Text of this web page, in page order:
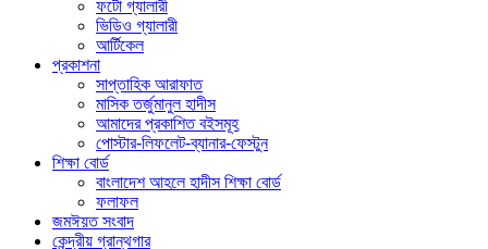
ফটো গ্যালারী
ভিডিও গ্যালারী
আর্টিকেল
প্রকাশনা
সাপ্তাহিক আরাফাত
মাসিক তর্জুমানুল হাদীস
আমাদের প্রকাশিত বইসমূহ
পোস্টার-লিফলেট-ব্যানার-ফেস্টুন
শিক্ষা বোর্ড
বাংলাদেশ আহলে হাদীস শিক্ষা বোর্ড
ফলাফল
জমঈয়ত সংবাদ
কেন্দ্রীয় গ্রান্থগার